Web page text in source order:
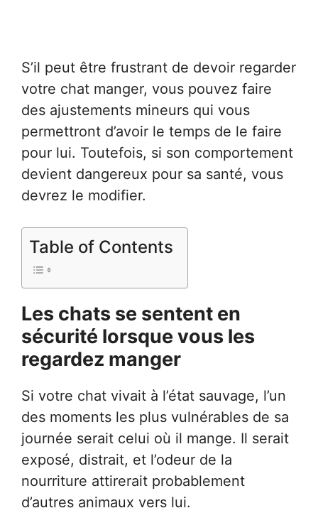
S’il peut être frustrant de devoir regarder
votre chat manger, vous pouvez faire
des ajustements mineurs qui vous
permettront d’avoir le temps de le faire
pour lui. Toutefois, si son comportement
devient dangereux pour sa santé, vous
devrez le modifier.
Table of Contents
Les chats se sentent en
sécurité lorsque vous les
regardez manger
Si votre chat vivait à l’état sauvage, l’un
des moments les plus vulnérables de sa
journée serait celui où il mange. Il serait
exposé, distrait, et l’odeur de la
nourriture attirerait probablement
d’autres animaux vers lui.